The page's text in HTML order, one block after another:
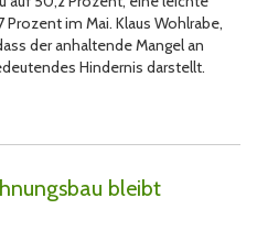
Prozent im Mai. Klaus Wohlrabe,
der anhaltende Mangel an
Hindernis darstellt.
bleibt